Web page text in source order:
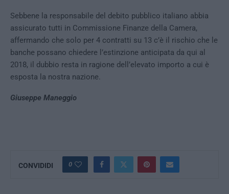
Sebbene la responsabile del debito pubblico italiano abbia
assicurato tutti in Commissione Finanze della Camera,
affermando che solo per 4 contratti su 13 c’è il rischio che le
banche possano chiedere l’estinzione anticipata da qui al
2018, il dubbio resta in ragione dell’elevato importo a cui è
esposta la nostra nazione.
Giuseppe Maneggio
CONVIDIDI 0